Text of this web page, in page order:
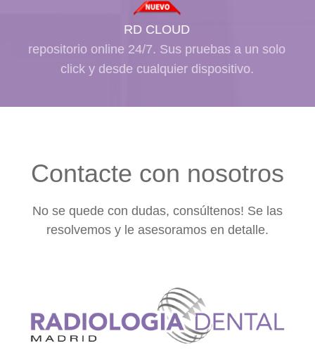
RD CLOUD
repositorio online 24/7. Sus pruebas a un solo
click y desde cualquier dispositivo.
Contacte con nosotros
No se quede con dudas, consúltenos! Se las
resolvemos y le asesoramos en detalle.